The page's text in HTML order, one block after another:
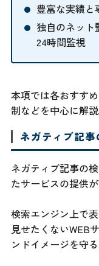
豊富な実績と
独自のネット
24時間監視
本項では各おすす
制などを中心に解説
ネガティブ記
ネガティブ記事の
たサービスの提供が
検索エンジン上で
見せたくないWEB
ンドイメージを守